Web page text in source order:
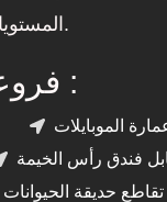
المستويات.
فروعنا :
الموبايلات
فندق رأس الخيمة
حديقة الحيوانات